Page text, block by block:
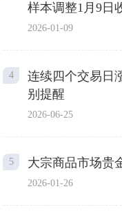
样本调整1月9日
2026-01-09
4
连续四个交易日
别提醒
2026-06-25
5 大宗商品市场贵
2026-01-26